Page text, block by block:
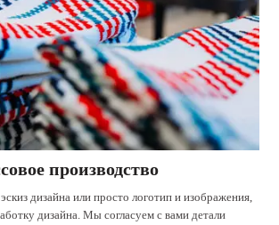
производство
дизайна или просто логотип и изображения,
дизайна. Мы согласуем с вами детали